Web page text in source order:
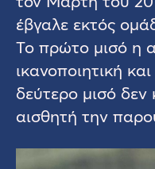
έβγαλε εκτός
Το πρώτο μισό η
ικανοποιητική
δεύτερο μισό
αισθητή την